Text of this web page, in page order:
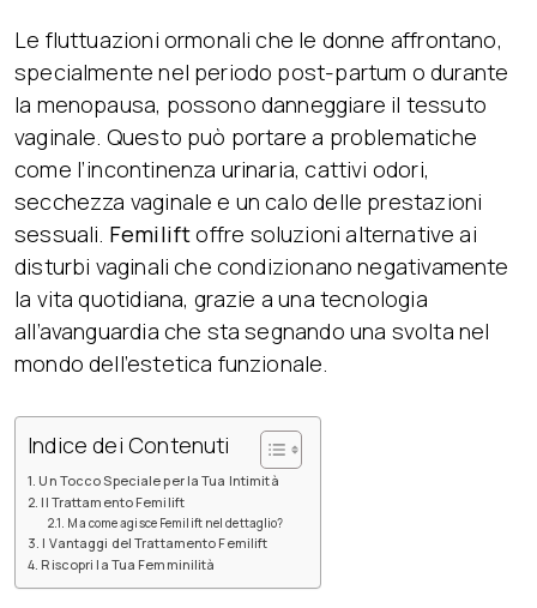
Le fluttuazioni ormonali che le donne affrontano,
specialmente nel periodo post-partum o durante
la menopausa, possono danneggiare il tessuto
vaginale. Questo può portare a problematiche
come l’incontinenza urinaria, cattivi odori,
secchezza vaginale e un calo delle prestazioni
sessuali. Femiliftoffre soluzioni alternative ai
disturbi vaginali che condizionano negativamente
la vita quotidiana, grazie a una tecnologia
all’avanguardia che sta segnando una svolta nel
mondo dell’estetica funzionale.
Indice dei Contenuti
Un Tocco Speciale per la Tua Intimità
Il Trattamento Femilift
Ma come agisce Femilift nel dettaglio?
I Vantaggi del Trattamento Femilift
Riscopri la Tua Femminilità